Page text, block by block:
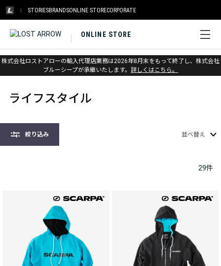
STORIESBRANDSONLINE STORECORPORATE
ONLINE STORE
株式会社ロストアローの輸入代理店業務は2026年8月末をもって終了し、株式会社
ブルーシープが承継いたします。 詳しくはこちら。
ホーム > アパレル > ライフスタイル
ライフスタイル
絞り込み 並べ替え
29件